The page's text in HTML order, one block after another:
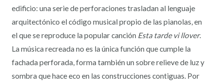
edificio: una serie de perforaciones trasladan al lenguaje
arquitectónico el código musical propio de las pianolas, en
el que se reproduce la popular canción Esta tarde vi llover.
La música recreada no es la única función que cumple la
fachada perforada, forma también un sobre relieve de luz y
sombra que hace eco en las construcciones contiguas. Por